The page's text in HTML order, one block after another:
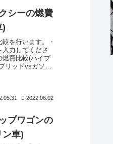
シーの燃費
)
を行います。・
力してくださ
燃費比較(ハイブ
リッドvsガソリ
2022.06.02
プワゴンの
車)